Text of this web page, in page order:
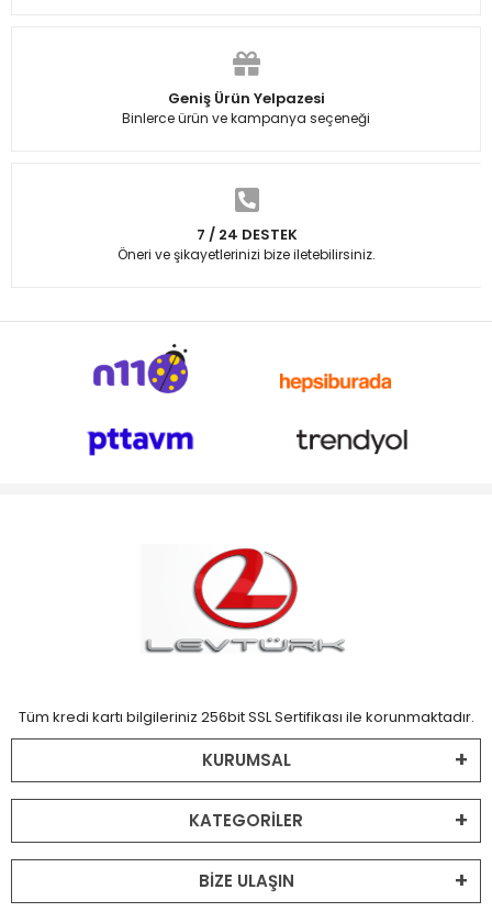
Geniş Ürün Yelpazesi
Binlerce ürün ve kampanya seçeneği
7 / 24 DESTEK
Öneri ve şikayetlerinizi bize iletebilirsiniz.
Tüm kredi kartı bilgileriniz 256bit SSL Sertifikası ile korunmaktadır.
KURUMSAL
KATEGORİLER
BİZE ULAŞIN